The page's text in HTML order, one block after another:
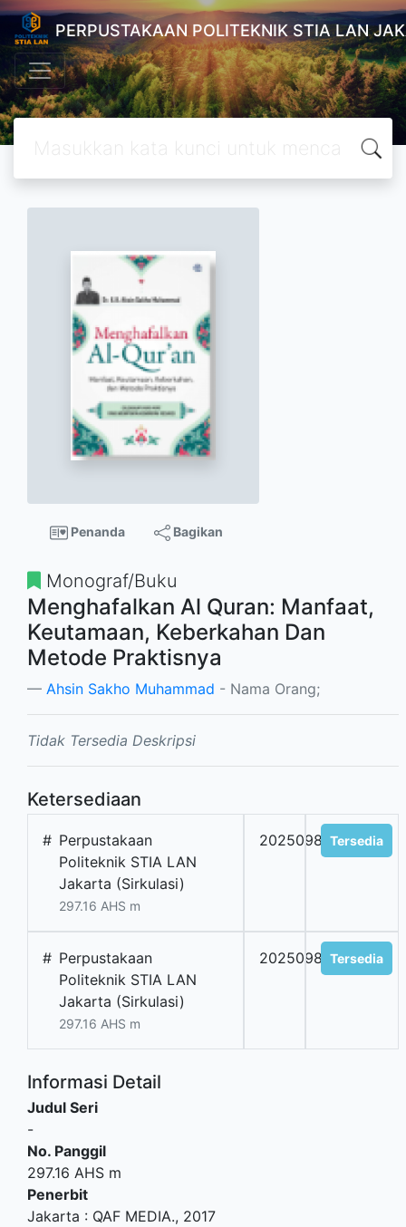
PERPUSTAKAAN POLITEKNIK STIA LAN
Penanda Bagikan
Monograf/Buku
Menghafalkan Al Quran: Manfaat,
Keutamaan, Keberkahan Dan
Metode Praktisnya
Ahsin Sakho Muhammad - Nama Orang;
Tidak Tersedia Deskripsi
Ketersediaan
# Perpustakaan
Politeknik STIA LAN
Jakarta (Sirkulasi)
297.16 AHS m
2025098828Tersedia
# Perpustakaan
Politeknik STIA LAN
Jakarta (Sirkulasi)
297.16 AHS m
2025098829Tersedia
Informasi Detail
Judul Seri
-
No. Panggil
297.16 AHS m
Penerbit
Jakarta : QAF MEDIA., 2017